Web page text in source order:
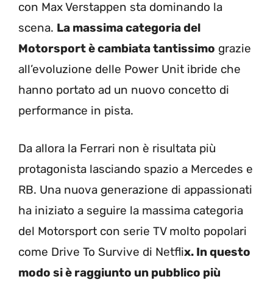
con Max Verstappen sta dominando la
scena. La massima categoria del
Motorsport è cambiata tantissimo grazie
all’evoluzione delle Power Unit ibride che
hanno portato ad un nuovo concetto di
performance in pista.
Da allora la Ferrari non è risultata più
protagonista lasciando spazio a Mercedes e
RB. Una nuova generazione di appassionati
ha iniziato a seguire la massima categoria
del Motorsport con serie TV molto popolari
come Drive To Survive di Netflix. In questo
modo si è raggiunto un pubblico più